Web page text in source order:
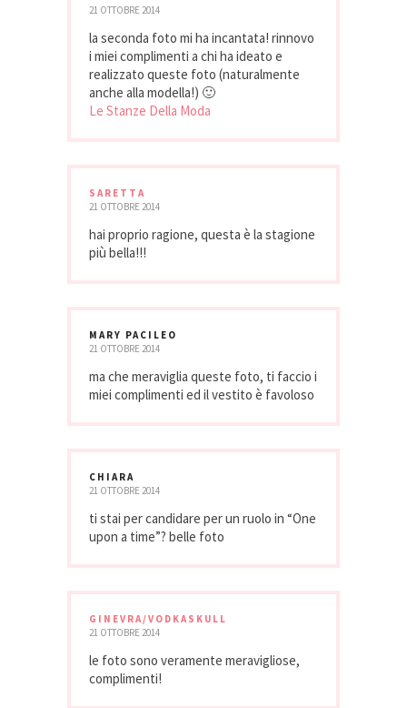
21 OTTOBRE 2014
la seconda foto mi ha incantata! rinnovo
i miei complimenti a chi ha ideato e
realizzato queste foto (naturalmente
anche alla modella!) 🙂
Le Stanze Della Moda
SARETTA
21 OTTOBRE 2014
hai proprio ragione, questa è la stagione
più bella!!!
MARY PACILEO
21 OTTOBRE 2014
ma che meraviglia queste foto, ti faccio i
miei complimenti ed il vestito è favoloso
CHIARA
21 OTTOBRE 2014
ti stai per candidare per un ruolo in “One
upon a time”? belle foto
GINEVRA/VODKASKULL
21 OTTOBRE 2014
le foto sono veramente meravigliose,
complimenti!